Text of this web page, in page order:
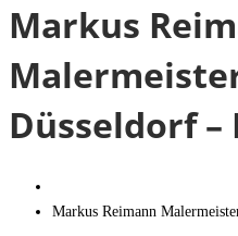
Markus
Düsseldorf –
Markus Reimann